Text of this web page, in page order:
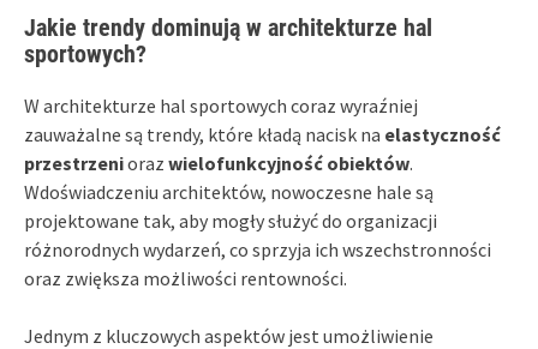
Jakie trendy dominują w architekturze hal
sportowych?
W architekturze hal sportowych coraz wyraźniej
zauważalne są trendy, które kładą nacisk na elastyczność
przestrzenioraz wielofunkcyjność obiektów.
Wdoświadczeniu architektów, nowoczesne hale są
projektowane tak, aby mogły służyć do organizacji
różnorodnych wydarzeń, co sprzyja ich wszechstronności
oraz zwiększa możliwości rentowności.
Jednym z kluczowych aspektów jest umożliwienie